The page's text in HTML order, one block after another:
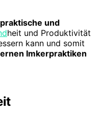
praktische und
heit und Produktivität
kann und somit
Imkerpraktiken